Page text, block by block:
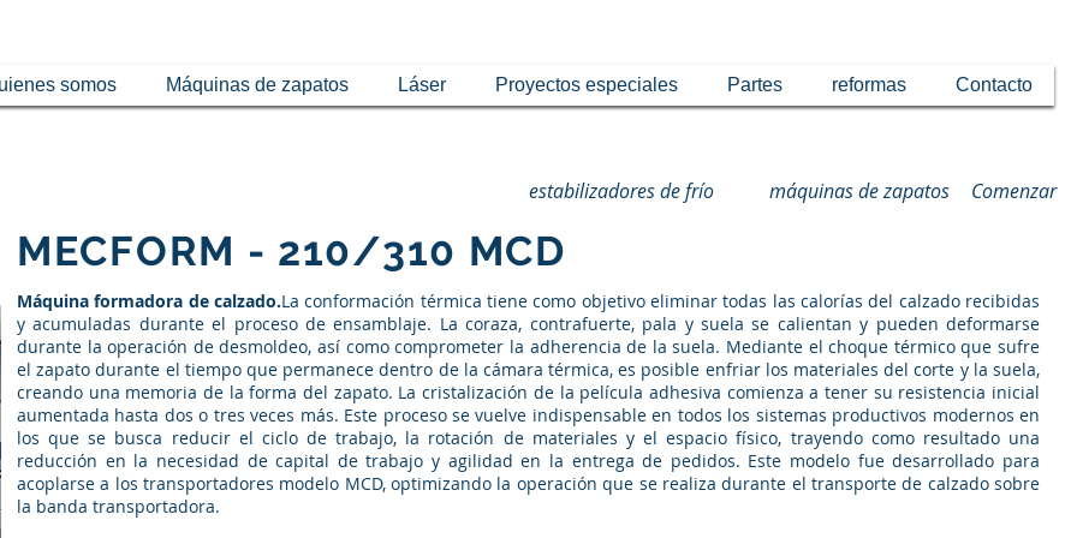
somos Máquinas de zapatos Láser Proyectos especiales Partes reformas Contacto
estabilizadores de frío Comenzar
máquinas de zapatos
MECFORM - 210/310 MCD
Máquina formadora de calzado.La conformación térmica tiene como objetivo eliminar todas las calorías del calzado recibidas
y acumuladas durante el proceso de ensamblaje. La coraza, contrafuerte, pala y suela se calientan y pueden deformarse
durante la operación de desmoldeo, así como comprometer la adherencia de la suela. Mediante el choque térmico que sufre
el zapato durante el tiempo que permanece dentro de la cámara térmica, es posible enfriar los materiales del corte y la suela,
creando una memoria de la forma del zapato. La cristalización de la película adhesiva comienza a tener su resistencia inicial
aumentada hasta dos o tres veces más. Este proceso se vuelve indispensable en todos los sistemas productivos modernos en
los que se busca reducir el ciclo de trabajo, la rotación de materiales y el espacio físico, trayendo como resultado una
reducción en la necesidad de capital de trabajo y agilidad en la entrega de pedidos. Este modelo fue desarrollado para
acoplarse a los transportadores modelo MCD, optimizando la operación que se realiza durante el transporte de calzado sobre
la banda transportadora.